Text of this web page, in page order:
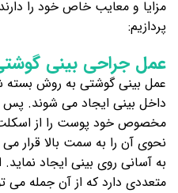
مزایا و معایب خاص خود را
پردازیم:
عمل جراحی بینی
عمل بینی گوشتی به روش
داخل بینی ایجاد می شوند. پس
مخصوص خود پوست را از
نحوی آن را به سمت بالا قرار می‌
به آسانی روی بینی ایجاد
متعددی دارد که از آن جمله می